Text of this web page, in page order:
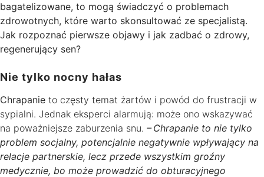
bagatelizowane, to mogą świadczyć o problemach
zdrowotnych, które warto skonsultować ze specjalistą.
Jak rozpoznać pierwsze objawy i jak zadbać o zdrowy,
regenerujący sen?
Nie tylko nocny hałas
Chrapanie to częsty temat żartów i powód do frustracji w
sypialni. Jednak eksperci alarmują: może ono wskazywać
na poważniejsze zaburzenia snu. – Chrapanie to nie tylko
problem socjalny, potencjalnie negatywnie wpływający na
relacje partnerskie, lecz przede wszystkim groźny
medycznie, bo może prowadzić do obturacyjnego